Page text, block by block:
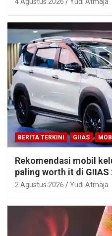
4 Agustus 2026 Yudi Atmaja
BERITA TERKINI GIIAS
Rekomendasi mobil
paling worth it di GIIAS
2 Agustus 2026 Yudi Atmaja